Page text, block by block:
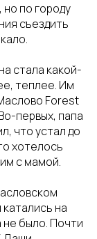
по городу
съездить
стала какой-
теплее. Им
Forest
первых, папа
что устал до
хотелось
с мамой.
на
не было. Почти